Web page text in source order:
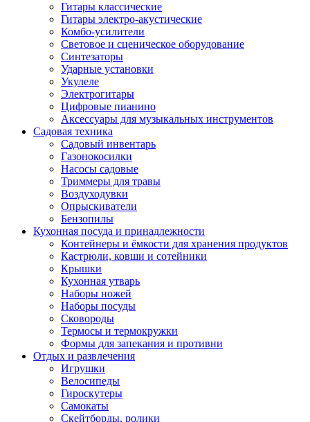
Гитары классические
Гитары электро-акустические
Комбо-усилители
Световое и сценическое оборудование
Синтезаторы
Ударные установки
Укулеле
Электрогитары
Цифровые пианино
Аксессуары для музыкальных инструментов
Садовая техника
Садовый инвентарь
Газонокосилки
Насосы садовые
Триммеры для травы
Воздуходувки
Опрыскиватели
Бензопилы
Кухонная посуда и принадлежности
Контейнеры и ёмкости для хранения продуктов
Кастрюли, ковши и сотейники
Крышки
Кухонная утварь
Наборы ножей
Наборы посуды
Сковороды
Термосы и термокружки
Формы для запекания и противни
Отдых и развлечения
Игрушки
Велосипеды
Гироскутеры
Самокаты
Скейтборды, ролики